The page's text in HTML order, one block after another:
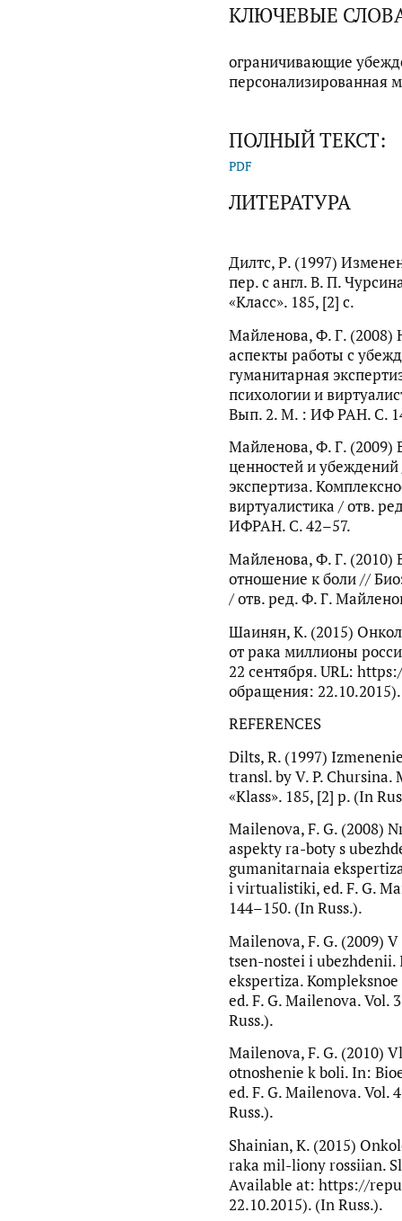
КЛЮЧЕВЫЕ
ограничивающие
персонализированная
ПОЛНЫЙ ТЕКСТ:
PDF
ЛИТЕРАТУРА
Дилтс, Р. (1997)
пер. с англ. В. П.
«Класс». 185, [2] с.
Майленова, Ф. Г. (2008)
аспекты работы с
гуманитарная
психологии и
Вып. 2. М. : ИФ РАН. С.
Майленова, Ф. Г.
ценностей и
экспертиза.
виртуалистика / отв.
ИФРАН. С. 42–57.
Майленова, Ф. Г. (2010)
отношение к боли //
/ отв. ред. Ф. Г.
Шаинян, К. (2015)
от рака миллионы
22 сентября. URL:
обращения: 22.10.2015).
REFERENCES
Dilts, R. (1997)
transl. by V. P. Chursina.
«Klass». 185, [2] p. (In
Mailenova, F. G. (2008)
aspekty ra-boty s
gumanitarnaia
i virtualistiki, ed. F. G.
144–150. (In Russ.).
Mailenova, F. G. (2009)
tsen-nostei i
ekspertiza.
ed. F. G. Mailenova. Vol.
Russ.).
Mailenova, F. G. (2010)
otnoshenie k boli. In:
ed. F. G. Mailenova. Vol.
Russ.).
Shainian, K. (2015)
raka mil-liony rossiian.
Available at: https://
22.10.2015). (In Russ.).